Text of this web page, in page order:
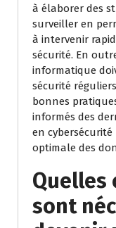
à élaborer des
surveiller en
à intervenir
sécurité. En
informatique
sécurité
bonnes
informés des
en
optimale des
Quelles
sont